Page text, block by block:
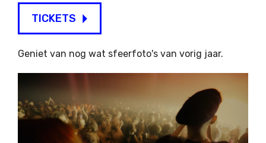
TICKETS
Geniet van nog wat sfeerfoto's van vorig jaar.